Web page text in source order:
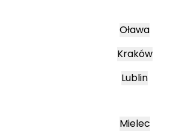
Oława
Kraków
Lublin
Mielec